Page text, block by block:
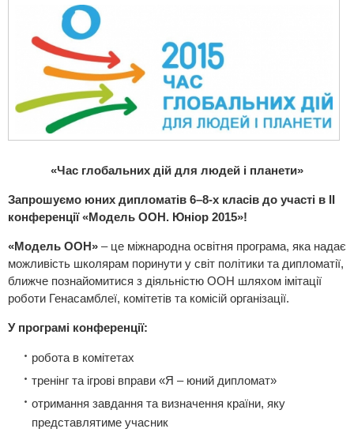
«Час глобальних дій для людей і планети»
Запрошуємо юних дипломатів 6–8-х класів до участі в ІІ
конференції«Модель ООН. Юніор 2015»!
«Модель ООН» – це міжнародна освітня програма, яка надає
можливість школярам поринути у світ політики та дипломатії,
ближче познайомитися з діяльністю ООН шляхом імітації
роботи Генасамблеї, комітетів та комісій організації.
У програмі конференції:
робота в комітетах
тренінг та ігрові вправи «Я – юний дипломат»
отримання завдання та визначення країни, яку
представлятиме учасник